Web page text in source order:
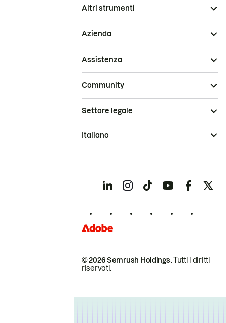
Altri strumenti
Azienda
Assistenza
Community
© 2026 Semrush Holdings.Tutti i diritti
riservati.
Settore legale
Italiano